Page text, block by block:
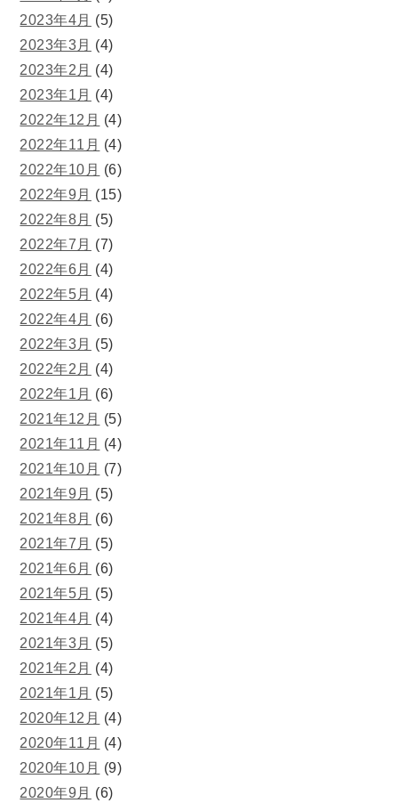
2023年4月 (5)
2023年3月 (4)
2023年2月 (4)
2023年1月 (4)
2022年12月 (4)
2022年11月 (4)
2022年10月 (6)
2022年9月 (15)
2022年8月 (5)
2022年7月 (7)
2022年6月 (4)
2022年5月 (4)
2022年4月 (6)
2022年3月 (5)
2022年2月 (4)
2022年1月 (6)
2021年12月 (5)
2021年11月 (4)
2021年10月 (7)
2021年9月 (5)
2021年8月 (6)
2021年7月 (5)
2021年6月 (6)
2021年5月 (5)
2021年4月 (4)
2021年3月 (5)
2021年2月 (4)
2021年1月 (5)
2020年12月 (4)
2020年11月 (4)
2020年10月 (9)
2020年9月 (6)